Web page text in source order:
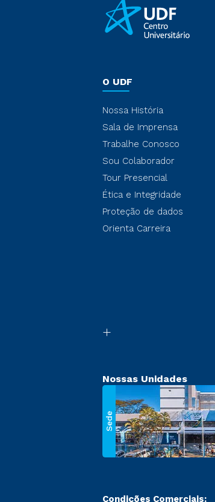
O UDF
Nossa História
Sala de Imprensa
Trabalhe Conosco
Sou Colaborador
Tour Presencial
Ética e Integridade
Proteção de dados
Orienta Carreira
Nossas Unidades
Sede
Condições Comerciais: